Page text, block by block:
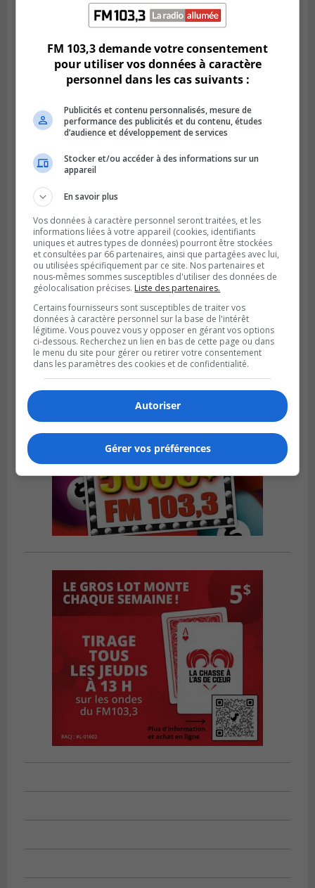
BROSSARD
Publié le 2 août 2026 à 23h04
Rappel de quatre produits alimentaires à
Brossard
GREENFIELD PARK
Publié le 31 juillet 2026 à 16h45
Des firmes de Longueuil vont participer
aux méga-travaux de l’hôpital Charles-
Le Moyne
FM 103,3 demande votre consentement
pour utiliser vos données à caractère
personnel dans les cas suivants :
Publicités et contenu personnalisés, mesure de
performance des publicités et du contenu, études
d’audience et développement de services
Stocker et/ou accéder à des informations sur un
appareil
En savoir plus
Vos données à caractère personnel seront traitées, et les
informations liées à votre appareil (cookies, identifiants
uniques et autres types de données) pourront être stockées
et consultées par 66 partenaires, ainsi que partagées avec lui,
ou utilisées spécifiquement par ce site. Nos partenaires et
nous-mêmes sommes susceptibles d'utiliser des données de
géolocalisation précises. Liste des partenaires.
Certains fournisseurs sont susceptibles de traiter vos
données à caractère personnel sur la base de l'intérêt
légitime. Vous pouvez vous y opposer en gérant vos options
ci-dessous. Recherchez un lien en bas de cette page ou dans
le menu du site pour gérer ou retirer votre consentement
dans les paramètres des cookies et de confidentialité.
Autoriser
Gérer vos préférences